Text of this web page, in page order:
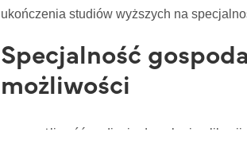
ukończenia studiów wyższych na
Specjalność
możliwości
możliwość podjęcia dowolnej